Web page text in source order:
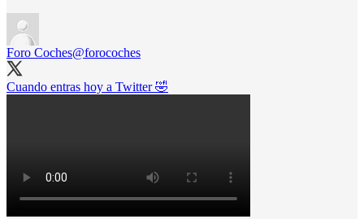
Foro Coches@forocoches
Cuando entras hoy a Twitter 🤣